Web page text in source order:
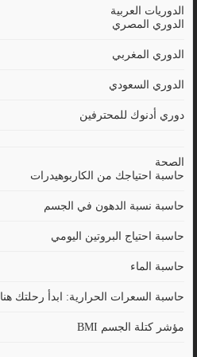
الدوريات العربية
الدوري المصري
الدوري المغربي
الدوري السعودي
دوري أدنوك للمحترفين
الصحة
حاسبة احتياجك من الكاربوهيدرات
حاسبة نسبة الدهون في الجسم
حاسبة احتياج البروتين اليومي
حاسبة الماء
حاسبة السعرات الحرارية: ابدأ رحلتك هنا
مؤشر كتلة الجسم BMI